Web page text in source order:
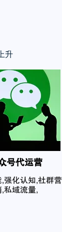
升
号代运营
强化认知,社群营
,私域流量,